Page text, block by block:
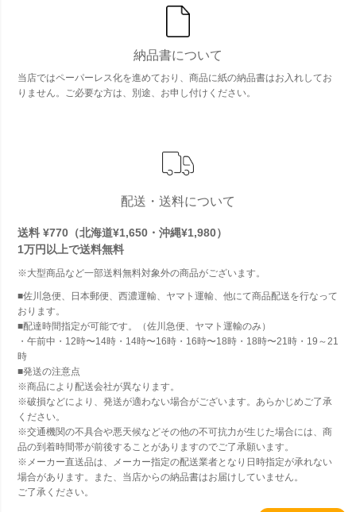
納品書について
当店ではペーパーレス化を進めており、商品に紙の納品書はお入れしてお
りません。ご必要な方は、別途、お申し付けください。
配送・送料について
送料 ¥770（北海道¥1,650・沖縄¥1,980）
1万円以上で送料無料
※大型商品など一部送料無料対象外の商品がございます。
■佐川急便、日本郵便、西濃運輸、ヤマト運輸、他にて商品配送を行なって
おります。
■配達時間指定が可能です。（佐川急便、ヤマト運輸のみ）
・午前中・12時〜14時・14時〜16時・16時〜18時・18時〜21時・19～21
時
■発送の注意点
※商品により配送会社が異なります。
※破損などにより、発送が適わない場合がございます。あらかじめご了承
ください。
※交通機関の不具合や悪天候などその他の不可抗力が生じた場合には、商
品の到着時間帯が前後することがありますのでご了承願います。
※メーカー直送品は、メーカー指定の配送業者となり日時指定が承れない
場合があります。また、当店からの納品書はお届けしていません。
ご了承ください。